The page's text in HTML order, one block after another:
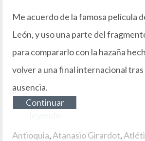
Me acuerdo de la famosa película
León, y uso una parte del
para compararlo con la hazaña
volver a una final internacional tras
ausencia.
Continuar
Antioquia,Atanasio Girardot,